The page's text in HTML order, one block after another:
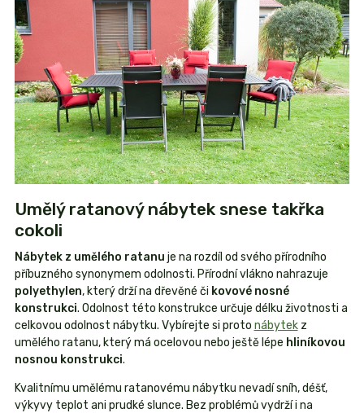
Umělý ratanový nábytek snese takřka
cokoli
Nábytek z umělého ratanu je na rozdíl od svého přírodního
příbuzného synonymem odolnosti. Přírodní vlákno nahrazuje
polyethylen, který drží na dřevěné či kovové nosné
konstrukci. Odolnost této konstrukce určuje délku životnosti a
celkovou odolnost nábytku. Vybírejte si proto nábytekz
umělého ratanu, který má ocelovou nebo ještě lépe hliníkovou
nosnou konstrukci.
Kvalitnímu umělému ratanovému nábytku nevadí sníh, déšť,
výkyvy teplot ani prudké slunce. Bez problémů vydrží i na